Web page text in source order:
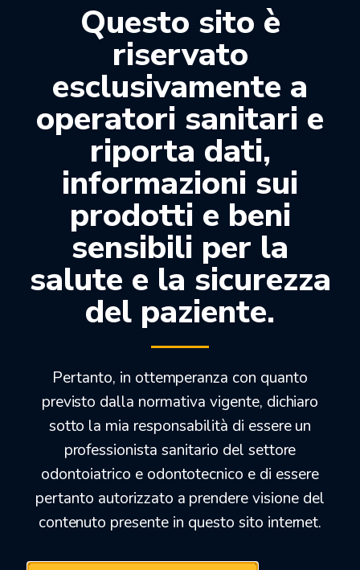
FUJIROCK EP PREMIUM GIALLO 11KG.
85,00
-13%
Questo sito è
riservato
esclusivamente a
operatori sanitari e
riporta dati,
informazioni sui
prodotti e beni
sensibili per la
salute e la sicurezza
del paziente.
Pertanto, in ottemperanza con quanto
previsto dalla normativa vigente, dichiaro
sotto la mia responsabilità di essere un
professionista sanitario del settore
odontoiatrico e odontotecnico e di essere
pertanto autorizzato a prendere visione del
contenuto presente in questo sito internet.